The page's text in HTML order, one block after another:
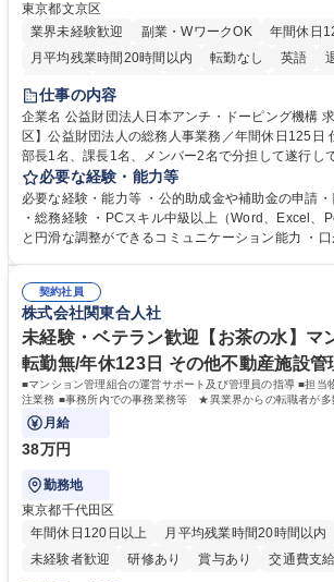
東京都文京区
業界未経験歓迎
副業・WワークOK
年間休日
月平均残業時間20時間以内
転勤なし 英語
賞与あり
育休あり
食事補助あり
仕事の内容
企業名 公益財団法人日本アンチ・ドーピング機構 求人名 【東京／文京
区】公益財団法人の総務人事業務／年間休日125日 仕事の内容 下記業務を
部長1名、課長1名、メンバー2名で分担して遂行し
当者として業務を覚えていただき、ゆくゆくはリー
ジションとして活躍いただくことを期待しています。 【総務・人事グ
プの業務内容】 ・人事制度関連 ・採用活動 ・教育
怠管理 ・官公庁への各種提出 ・法定の会議運営（
管理 ・福利厚生関連 ・職員からの問合せ、相談対
業務全般 募集職種 【東京／文京区】公益財団法人の総務人事業務／年間
休日125日
必要な経験・能力等
必要な経験・能力等 ・公的助成金や補助金の申請
・総務経験 ・PCスキル中級以上（Word、Excel、
と円滑な調整ができるコミュニケーション能力 ・口が堅い方
契約社員
株式会社関東合人社
未経験・ベテラン歓迎【お茶の水】マ
転勤無/年休123日 その他不動産施設管
■マンション管理組合の運営サポート及び管理員の指導 ■担当
注業務 ■事務所内での事務業務等 ★異業界からの転職者が多
月給
38万円
勤務地
東京都千代田区
年間休日120日以上
月平均残業時間20時間以内
未経験者歓迎
研修あり 賞与あり 交通費支給